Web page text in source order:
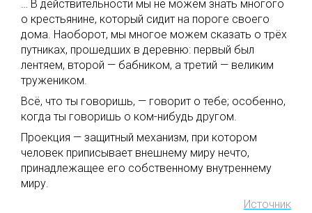
… В действительности мы не можем знать многого
о крестьянине, который сидит на пороге своего
дома. Наоборот, мы многое можем сказать о трёх
путниках, прошедших в деревню: первый был
лентяем, второй — бабником, а третий — великим
тружеником.
Всё, что ты говоришь, — говорит о тебе; особенно,
когда ты говоришь о ком-нибудь другом.
Проекция — защитный механизм, при котором
человек приписывает внешнему миру нечто,
принадлежащее его собственному внутреннему
миру.
Источник